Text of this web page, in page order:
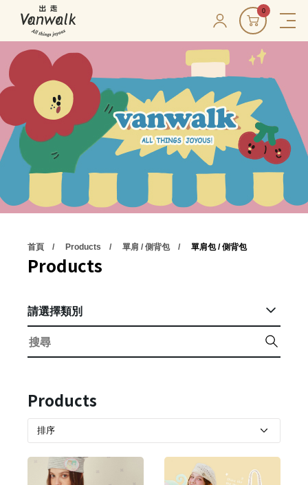
0
首頁 Products 單肩 / 側背包 單肩包 / 側背包
Products
請選擇類別
Products